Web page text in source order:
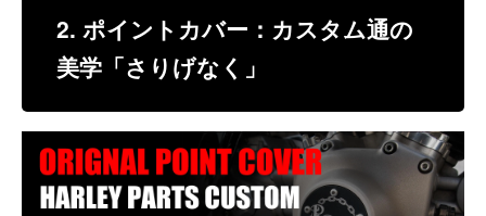
2. ポイントカバー：カスタム通の
美学「さりげなく」